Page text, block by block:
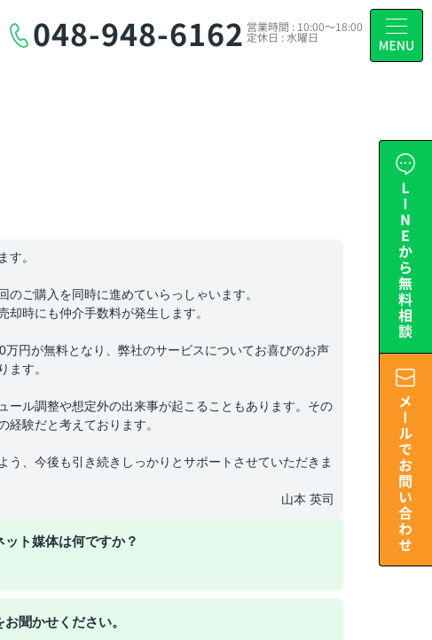
048-948-6162 営業時間 : 10:00～18:00
定休日 : 水曜日
す。
ご購入を同時に進めていらっしゃいます。
時にも仲介手数料が発生します。
円が無料となり、弊社のサービスについてお喜びのお声
ます。
ール調整や想定外の出来事が起こることもあります。その
経験だと考えております。
う、今後も引き続きしっかりとサポートさせていただきま
山本 英司
ト媒体は何ですか？
聞かせください。